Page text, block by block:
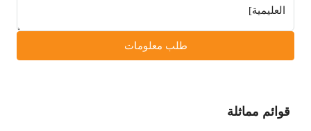
طلب معلومات
قوائم مماثلة